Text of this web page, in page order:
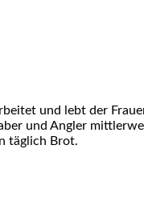
und lebt der
und Angler
täglich Brot.